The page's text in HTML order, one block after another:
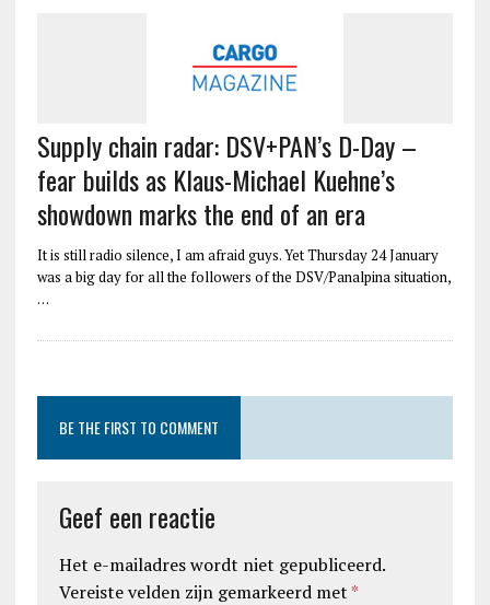
Supply chain radar: DSV+PAN’s D-Day –
fear builds as Klaus-Michael Kuehne’s
showdown marks the end of an era
It is still radio silence, I am afraid guys. Yet Thursday 24 January
was a big day for all the followers of the DSV/Panalpina situation,
…
BE THE FIRST TO COMMENT
Geef een reactie
Het e-mailadres wordt niet gepubliceerd.
Vereiste velden zijn gemarkeerd met *